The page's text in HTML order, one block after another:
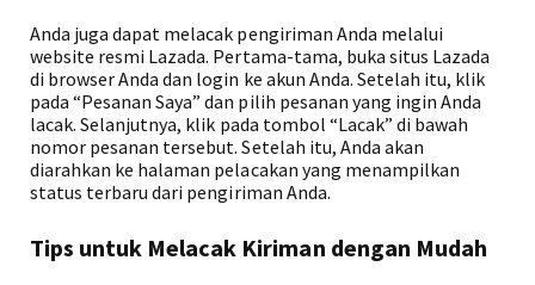
Anda juga dapat melacak pengiriman Anda melalui
website resmi Lazada. Pertama-tama, buka situs Lazada
di browser Anda dan login ke akun Anda. Setelah itu, klik
pada “Pesanan Saya” dan pilih pesanan yang ingin Anda
lacak. Selanjutnya, klik pada tombol “Lacak” di bawah
nomor pesanan tersebut. Setelah itu, Anda akan
diarahkan ke halaman pelacakan yang menampilkan
status terbaru dari pengiriman Anda.
Tips untuk Melacak Kiriman dengan Mudah